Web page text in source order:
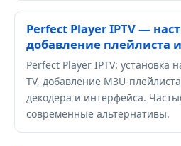
Perfect Player IPTV —
добавление плейлиста и
Perfect Player IPTV: установка
TV, добавление M3U-
декодера и интерфейса.
современные альтернативы.